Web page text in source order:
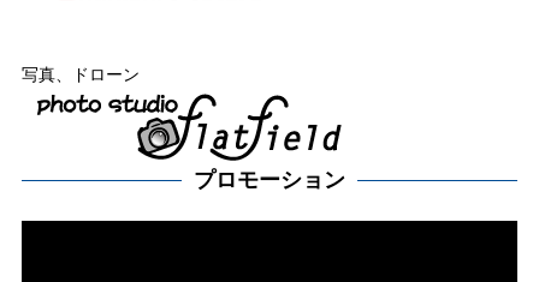
写真、ドローン
プロモーション